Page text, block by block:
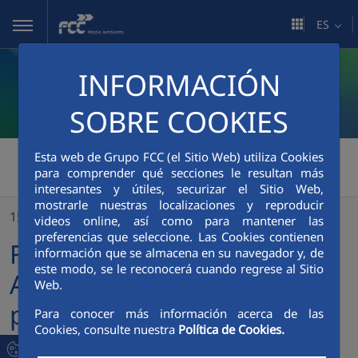
Saltar al contenido principal
INFORMACIÓN
SOBRE COOKIES
Esta web de Grupo FCC (el Sitio Web) utiliza Cookies
para comprender qué secciones le resultan más
interesantes y útiles, securizar el Sitio Web,
mostrarle nuestras localizaciones y reproducir
videos online, así como para mantener las
preferencias que seleccione. Las Cookies contienen
información que se almacena en su navegador y, de
este modo, se le reconocerá cuando regrese al Sitio
Web.
Para conocer más información acerca de las
Cookies, consulte nuestra Política de Cookies.
ES
FCC Medio Ambiente >
FCC Servicios Medio Ambiente refuerza su presencia en Florida con un nuevo contrato de 420 millones de dólares
15/02/2024
FCC Servicios Medio
Ambiente refuerza su
presencia en Florida con un
nuevo contrato de 420